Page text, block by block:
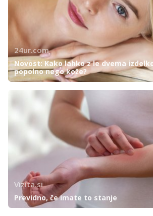
24ur.com
Novost: Kako lahko z le dvema
popolno nego kože?
Vizita.si
Previdno, če imate to stanje